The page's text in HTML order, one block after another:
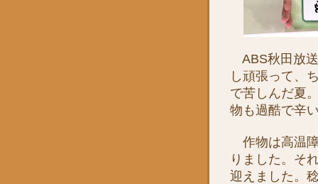
ABS秋田放
し頑張って、
で苦しんだ夏
物も過酷で辛
作物は高温
りました。そ
迎えました。